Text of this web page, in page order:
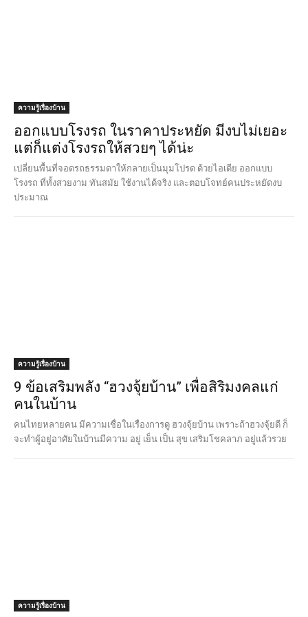
ความรู้เรื่องบ้าน
ออกแบบโรงรถ ในราคาประหยัด มีงบไม่เยอะ
แต่ก็แต่งโรงรถให้สวยๆ ได้น่ะ
เปลี่ยนพื้นที่จอดรถธรรมดาให้กลายเป็นมุมโปรด ด้วยไอเดีย ออกแบบ
โรงรถ ที่ทั้งสวยงาม ทันสมัย ใช้งานได้จริง และตอบโจทย์คนประหยัดงบ
ประมาณ
ความรู้เรื่องบ้าน
9 ข้อเสริมพลัง “ฮวงจุ้ยบ้าน” เพื่อสิริมงคลแก่
คนในบ้าน
คนไทยหลายคน มีความเชื่อในเรื่องการดู ฮวงจุ้ยบ้าน เพราะถ้าฮวงจุ้ยดี ก็
จะทำผู้อยู่อาศัยในบ้านมีความ อยู่ เย็น เป็น สุข เสริมโชคลาภ อยู่แล้วรวย
ความรู้เรื่องบ้าน